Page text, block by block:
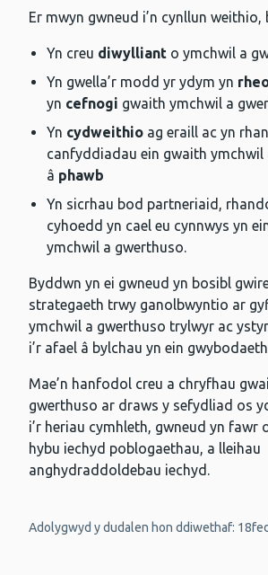
Er mwyn gwneud i’n cynllun weithio,
Yn creu diwylliant o ymchwil a
Yn gwella’r modd yr ydym yn
yn cefnogi gwaith ymchwil a
Yn cydweithio ag eraill ac yn
canfyddiadau ein gwaith ymchwil
â phawb
Yn sicrhau bod partneriaid,
cyhoedd yn cael eu cynnwys yn
ymchwil a gwerthuso.
Byddwn yn ei gwneud yn bosibl
strategaeth trwy ganolbwyntio ar
ymchwil a gwerthuso trylwyr ac
i’r afael â bylchau yn ein
Mae’n hanfodol creu a chryfhau
gwerthuso ar draws y sefydliad os
i’r heriau cymhleth, gwneud yn fawr
hybu iechyd poblogaethau, a lleihau
anghydraddoldebau iechyd.
Adolygwyd y dudalen hon ddiwethaf: